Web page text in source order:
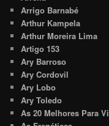
Arrigo Barnabé
Arthur Kampela
Arthur Moreira Lima
Artigo 153
Ary Barroso
Ary Cordovil
Ary Lobo
Ary Toledo
As 20 Melhores Para